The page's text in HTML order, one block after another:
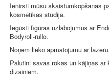
Ienirsti mūsu skaistumkopšanas
kosmētikas studijā.
Iegūsti figūras uzlabojumus ar
Bodyroll-rullo.
Noņem lieko apmatojumu ar lāzeru.
Palutini savas rokas un kājiņas
dizainiem.